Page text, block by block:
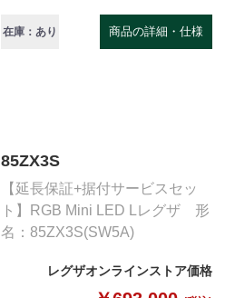
在庫：あり 商品の詳細・仕様
85ZX3S
【延長保証+据付サービスセッ
ト】RGB Mini LED Lレグザ 形
名：85ZX3S(SW5A)
レグザオンラインストア価格